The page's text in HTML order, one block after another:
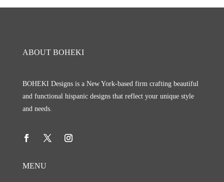
ABOUT BOHEKI
BOHEKI Designs is a New York-based firm crafting beautiful
and functional hispanic designs that reflect your unique style
and needs.
MENU